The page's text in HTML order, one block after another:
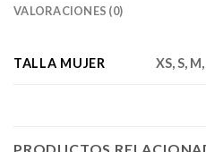
VALORACIONES (0)
TALLA MUJER XS, S,